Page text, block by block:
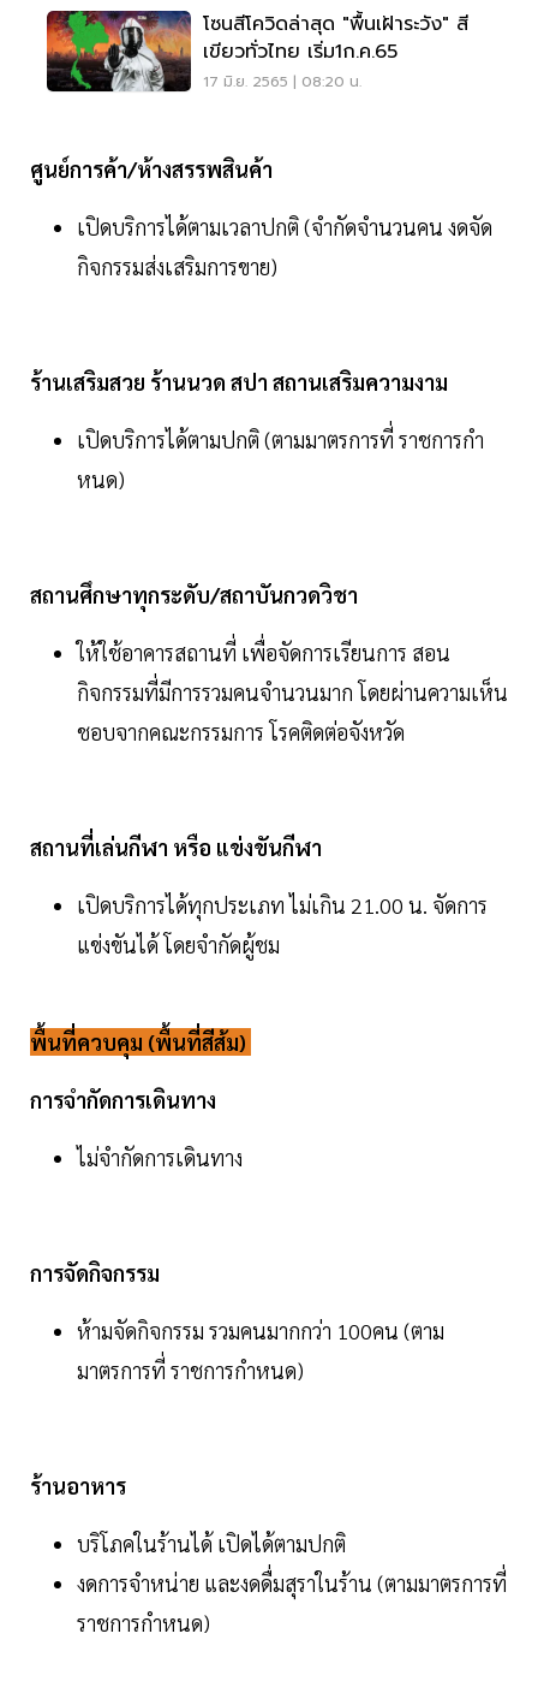
โซนสีโควิดล่าสุด "พื้นเฝ้าระวัง" สี
เขียวทั่วไทย เริ่ม1ก.ค.65
17 มิ.ย. 2565 | 08:20 น.
ศูนย์การค้า/ห้างสรรพสินค้า
เปิดบริการได้ตามเวลาปกติ (จํากัดจํานวนคน งดจัด
กิจกรรมส่งเสริมการขาย)
ร้านเสริมสวย ร้านนวด สปา สถานเสริมความงาม
เปิดบริการได้ตามปกติ (ตามมาตรการที่ ราชการกํา
หนด)
สถานศึกษาทุกระดับ/สถาบันกวดวิชา
ให้ใช้อาคารสถานที่ เพื่อจัดการเรียนการ สอน
กิจกรรมที่มีการรวมคนจํานวนมาก โดยผ่านความเห็น
ชอบจากคณะกรรมการ โรคติดต่อจังหวัด
สถานที่เล่นกีฬา หรือ แข่งขันกีฬา
เปิดบริการได้ทุกประเภท ไม่เกิน 21.00 น. จัดการ
แข่งขันได้ โดยจํากัดผู้ชม
พื้นที่ควบคุม (พื้นที่สีส้ม)
การจำกัดการเดินทาง
ไม่จํากัดการเดินทาง
การจัดกิจกรรม
ห้ามจัดกิจกรรม รวมคนมากกว่า 100คน (ตาม
มาตรการที่ ราชการกําหนด)
ร้านอาหาร
บริโภคในร้านได้ เปิดได้ตามปกติ
งดการจําหน่าย และงดดื่มสุราในร้าน (ตามมาตรการที่
ราชการกําหนด)